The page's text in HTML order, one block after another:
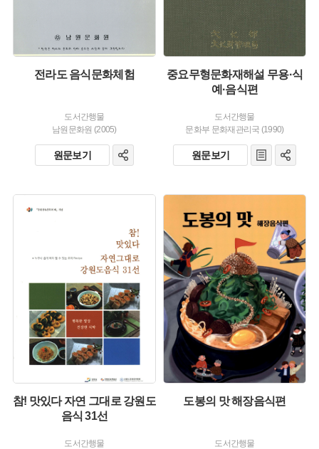
전라도 음식문화체험
도서간행물
남원문화원 (2005)
원문보기
중요무형문화재해설 무용·식
예·음식편
도서간행물
문화부 문화재관리국 (1990)
원문보기
참! 맛있다 자연 그대로 강원도
음식 31선
도서간행물
유형 :
발행 :
생산 :
도봉의 맛 해장음식편
도서간행물